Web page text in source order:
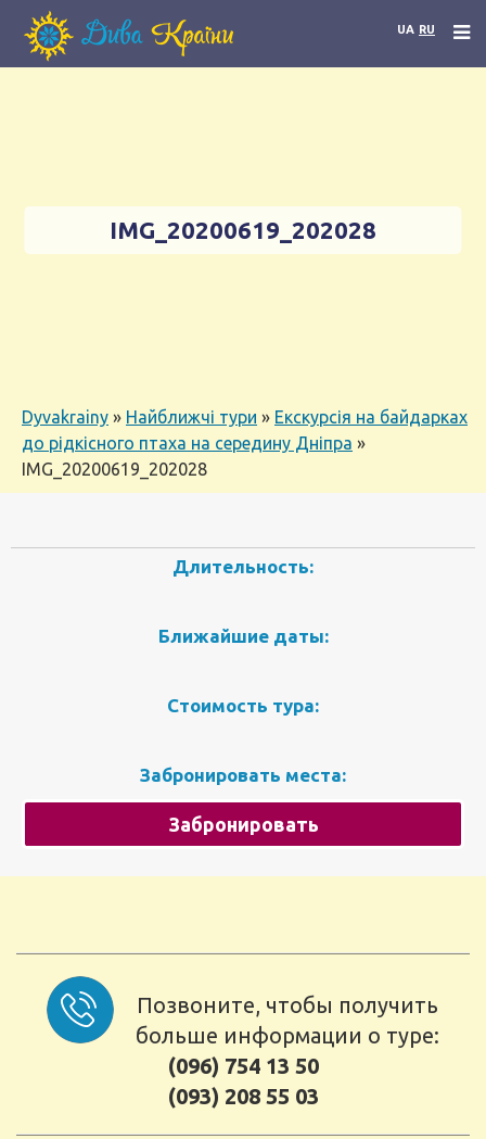
UA RU
IMG_20200619_202028
Dyvakrainy » Найближчі тури » Екскурсія на байдарках
до рідкісного птаха на середину Дніпра »
IMG_20200619_202028
Длительность:
Ближайшие даты:
Стоимость тура:
Забронировать места:
Забронировать
Позвоните, чтобы получить
больше информации о туре:
(096) 754 13 50
(093) 208 55 03